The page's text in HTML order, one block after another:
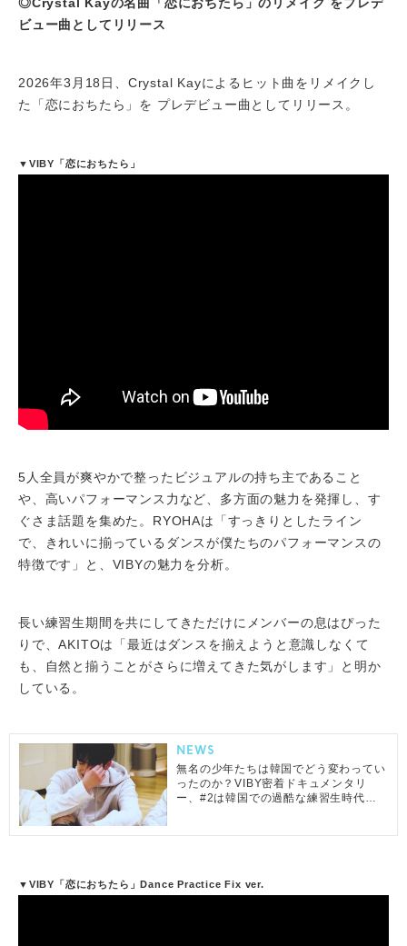
ビュー曲としてリリース
2026年3月18日、Crystal Kayによるヒット曲をリメイクし
た「恋におちたら」を プレデビュー曲としてリリース。
▼VIBY「恋におちたら」
5人全員が爽やかで整ったビジュアルの持ち主であること
や、高いパフォーマンス力など、多方面の魅力を発揮し、す
ぐさま話題を集めた。RYOHAは「すっきりとしたライン
で、きれいに揃っているダンスが僕たちのパフォーマンスの
特徴です」と、VIBYの魅力を分析。
長い練習生期間を共にしてきただけにメンバーの息はぴった
りで、AKITOは「最近はダンスを揃えようと意識しなくて
も、自然と揃うことがさらに増えてきた気がします」と明か
している。
NEWS
無名の少年たちは韓国でどう変わってい
ったのか？VIBY密着ドキュメンタリ
ー、#2は韓国での過酷な練習生時代に
▼VIBY「恋におちたら」Dance Practice Fix ver.